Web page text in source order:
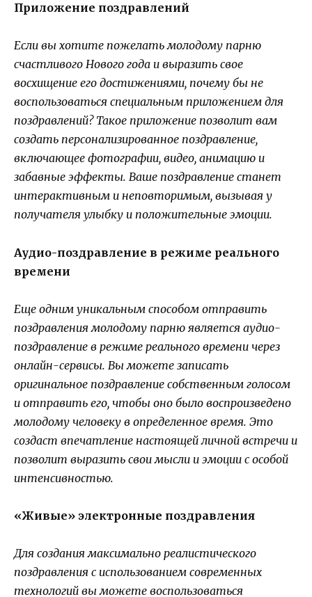
Приложение поздравлений
Если вы хотите пожелать молодому парню
счастливого Нового года и выразить свое
восхищение его достижениями, почему бы не
воспользоваться специальным приложением для
поздравлений? Такое приложение позволит вам
создать персонализированное поздравление,
включающее фотографии, видео, анимацию и
забавные эффекты. Ваше поздравление станет
интерактивным и неповторимым, вызывая у
получателя улыбку и положительные эмоции.
Аудио-поздравление в режиме реального
времени
Еще одним уникальным способом отправить
поздравления молодому парню является аудио-
поздравление в режиме реального времени через
онлайн-сервисы. Вы можете записать
оригинальное поздравление собственным голосом
и отправить его, чтобы оно было воспроизведено
молодому человеку в определенное время. Это
создаст впечатление настоящей личной встречи и
позволит выразить свои мысли и эмоции с особой
интенсивностью.
«Живые» электронные поздравления
Для создания максимально реалистического
поздравления с использованием современных
технологий вы можете воспользоваться